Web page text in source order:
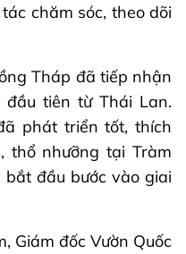
chăm sóc, theo dõi
Tháp đã tiếp nhận
tiên từ Thái Lan.
phát triển tốt, thích
thổ nhưỡng tại Tràm
đầu bước vào giai
Giám đốc Vườn Quốc